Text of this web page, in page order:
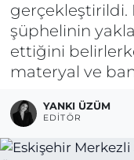
gerçekleştirildi.
şüphelinin
ettiğini
materyal ve
YANKI ÜZÜM
EDITÖR